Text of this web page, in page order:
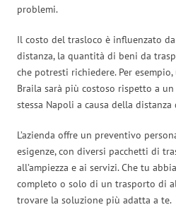
problemi.
Il costo del trasloco è influenzato
distanza, la quantità di beni da
che potresti richiedere. Per
Braila sarà più costoso rispetto a
stessa Napoli a causa della distanza
L’azienda offre un preventivo
esigenze, con diversi pacchetti di
all’ampiezza e ai servizi. Che tu
completo o solo di un trasporto di
trovare la soluzione più adatta a te.